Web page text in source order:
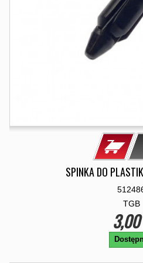
SPINKA DO
TGB
3,00